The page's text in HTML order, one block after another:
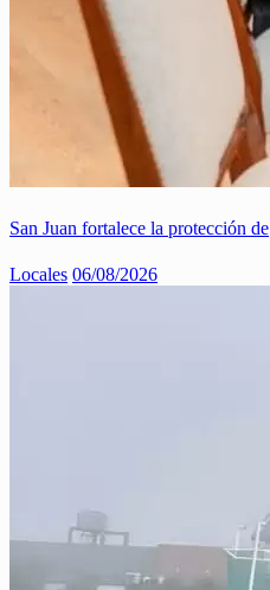
San Juan fortalece la protección de
Locales 06/08/2026